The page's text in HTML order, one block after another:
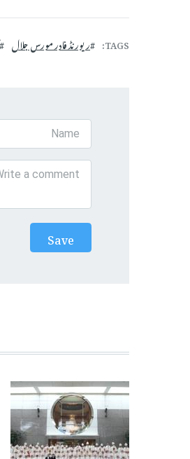
TAGS ریورنڈ فادر مورس جلال